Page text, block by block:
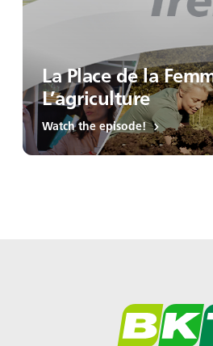
La Place de la
L’agriculture
Watch the episode!